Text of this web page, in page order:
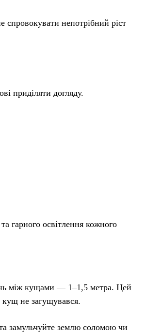
спровокувати непотрібний ріст
приділяти догляду.
гарного освітлення кожного
між кущами — 1–1,5 метра. Цей
кущ не загущувався.
замульчуйте землю соломою чи